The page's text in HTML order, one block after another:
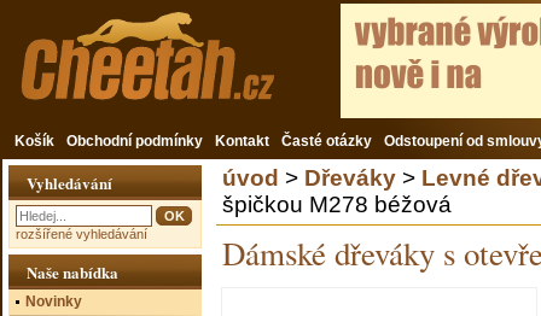
Košík Obchodní podmínky Kontakt Časté otázky Odstoupení od
úvod > Dřeváky > Levné
špičkou M278 béžová
Dámské dřeváky s
Vyhledávání
rozšířené vyhledávání
Naše nabídka
Novinky